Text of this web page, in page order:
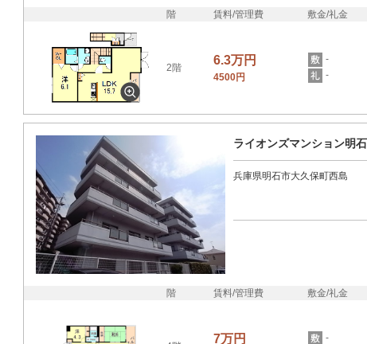
階 賃料/管理費 敷金/礼金
2階
6.3万円
4500円
-
-
ライオンズマンション明
兵庫県明石市大久保町西島
階 賃料/管理費 敷金/礼金
7万円 -